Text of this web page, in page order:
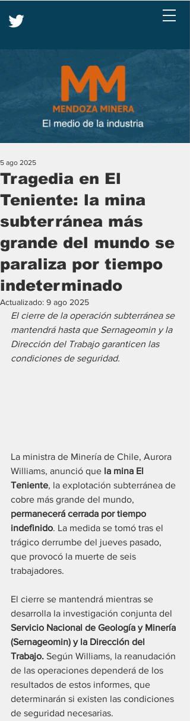
Tragedia en El
Teniente: la mina
subterránea más
grande del mundo se
paraliza por tiempo
indeterminado
5 ago 2025
Actualizado: 9 ago 2025
El cierre de la operación subterránea se
mantendrá hasta que Sernageomin y la
Dirección del Trabajo garanticen las
condiciones de seguridad.
La ministra de Minería de Chile, Aurora
Williams, anunció que la mina El
Teniente, la explotación subterránea de
cobre más grande del mundo,
permanecerá cerrada por tiempo
indefinido. La medida se tomó tras el
trágico derrumbe del jueves pasado,
que provocó la muerte de seis
trabajadores.
El cierre se mantendrá mientras se
desarrolla la investigación conjunta del
Servicio Nacional de Geología y Minería
(Sernageomin) y la Dirección del
Trabajo. Según Williams, la reanudación
de las operaciones dependerá de los
resultados de estos informes, que
determinarán si existen las condiciones
de seguridad necesarias.